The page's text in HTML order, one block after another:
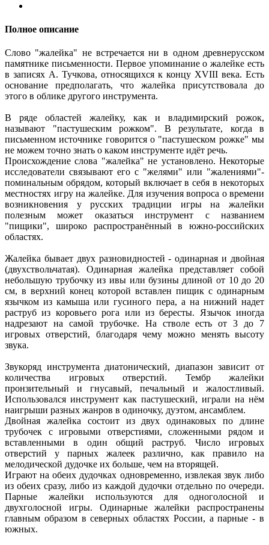
Полное описание
Слово "жалейка" не встречается ни в одном древнерусском
памятнике письменности. Первое упоминание о жалейке есть
в записях А. Тучкова, относящихся к концу XVIII века. Есть
основание предполагать, что жалейка присутствовала до
этого в облике другого инструмента.
В ряде областей жалейку, как и владимирский рожок,
называют "пастушеским рожком". В результате, когда в
письменном источнике говорится о "пастушеском рожке" мы
не можем точно знать о каком инструменте идёт речь.
Происхождение слова "жалейка" не установлено. Некоторые
исследователи связывают его с "желями" или "жалениями"-
поминальным обрядом, который включает в себя в некоторых
местностях игру на жалейке. Для изучения вопроса о времени
возникновения у русских традиции игры на жалейки
полезным может оказаться инструмент с названием
"пищики", широко распространённый в южно-российских
областях.
Жалейка бывает двух разновидностей - одинарная и двойная
(двухствольчатая). Одинарная жалейка представляет собой
небольшую трубочку из ивы или бузины длиной от 10 до 20
см, в верхний конец которой вставлен пищик с одинарным
язычком из камыша или гусиного пера, а на нижний надет
раструб из коровьего рога или из бересты. Язычок иногда
надрезают на самой трубочке. На стволе есть от 3 до 7
игровых отверстий, благодаря чему можно менять высоту
звука.
Звукоряд инструмента диатонический, диапазон зависит от
количества игровых отверстий. Тембр жалейки
пронзительный и гнусавый, печальный и жалостливый.
Использовался инструмент как пастушеский, играли на нём
наигрыши разных жанров в одиночку, дуэтом, ансамблем.
Двойная жалейка состоит из двух одинаковых по длине
трубочек с игровыми отверстиями, сложенными рядом и
вставленными в один общий раструб. Число игровых
отверстий у парных жалеек различно, как правило на
мелодической дудочке их больше, чем на вторящей.
Играют на обеих дудочках одновременно, извлекая звук либо
из обеих сразу, либо из каждой дудочки отдельно по очереди.
Парные жалейки используются для одноголосной и
двухголосной игры. Одинарные жалейки распространены
главным образом в северных областях России, а парные - в
южных.